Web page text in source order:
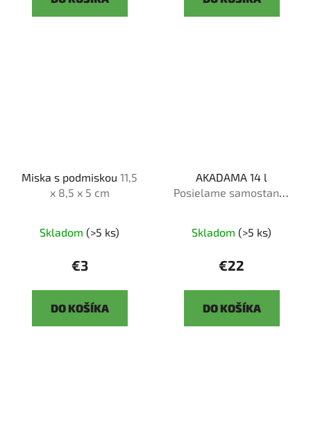
Miska s podmiskou 11,5
x 8,5 x 5 cm
Skladom (>5 ks)
€3
DO KOŠÍKA
AKADAMA 14 l
Posielame samostane1
Skladom (>5 ks)
€22
DO KOŠÍKA